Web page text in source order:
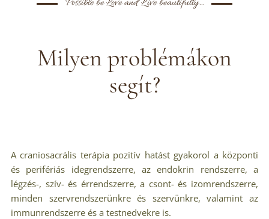
Milyen problémákon
segít?
A craniosacrális terápia pozitív hatást gyakorol a központi
és perifériás idegrendszerre, az endokrin rendszerre, a
légzés-, szív- és érrendszerre, a csont- és izomrendszerre,
minden szervrendszerünkre és szervünkre, valamint az
immunrendszerre és a testnedvekre is.